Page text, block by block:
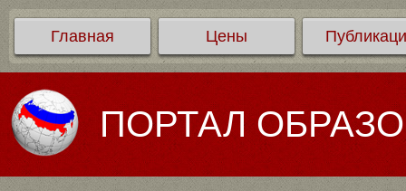
Главная Цены
ПОРТАЛ